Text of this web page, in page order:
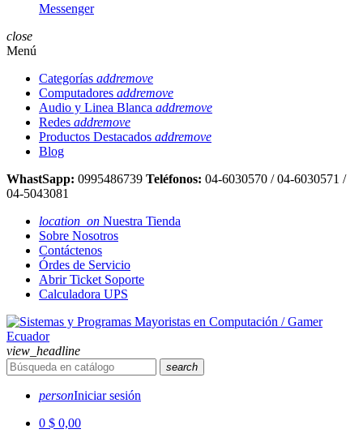
Messenger
close
Menú
Categorías addremove
Computadores addremove
Audio y Linea Blanca addremove
Redes addremove
Productos Destacados addremove
Blog
WhastSapp: 0995486739 Teléfonos: 04-6030570 / 04-6030571 /
04-5043081
location_on Nuestra Tienda
Sobre Nosotros
Contáctenos
Órdes de Servicio
Abrir Ticket Soporte
Calculadora UPS
view_headline
search
personIniciar sesión
0 $ 0,00